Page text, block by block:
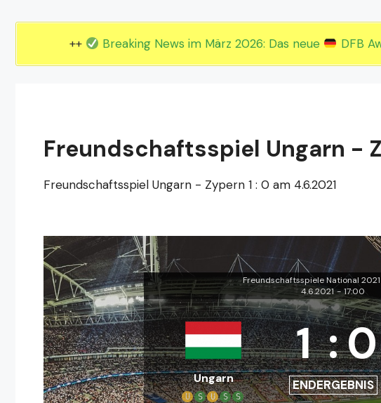
++ Breaking News im März 2026: Das neue DFB
Freundschaftsspiel Ungarn -
Freundschaftsspiel Ungarn - Zypern 1 : 0 am 4.6.2021
Freundschaftsspiele National 2021
4.6.2021 - 17:00
Ungarn
U S U S S
1 :0
ENDERGEBNIS